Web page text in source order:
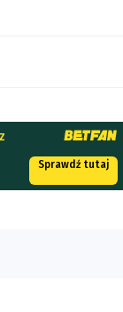
Sprawdź tutaj